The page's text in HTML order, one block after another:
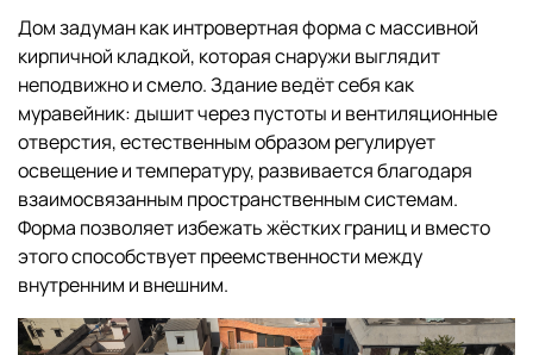
Дом задуман как интровертная форма с массивной
кирпичной кладкой, которая снаружи выглядит
неподвижно и смело. Здание ведёт себя как
муравейник: дышит через пустоты и вентиляционные
отверстия, естественным образом регулирует
освещение и температуру, развивается благодаря
взаимосвязанным пространственным системам.
Форма позволяет избежать жёстких границ и вместо
этого способствует преемственности между
внутренним и внешним.